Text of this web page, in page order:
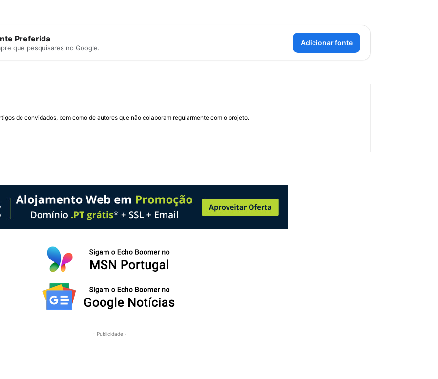
Preferida
que pesquisares no Google.
Adicionar fonte
de convidados, bem como de autores que não colaboram regularmente com o projeto.
- Publicidade -